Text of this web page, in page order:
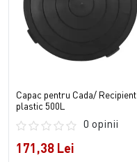
Capac pentru Cada/ Recipient
plastic 500L
0 opinii
171,38 Lei